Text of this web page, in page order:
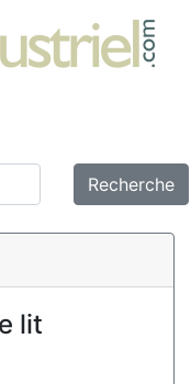
Recherche
lit